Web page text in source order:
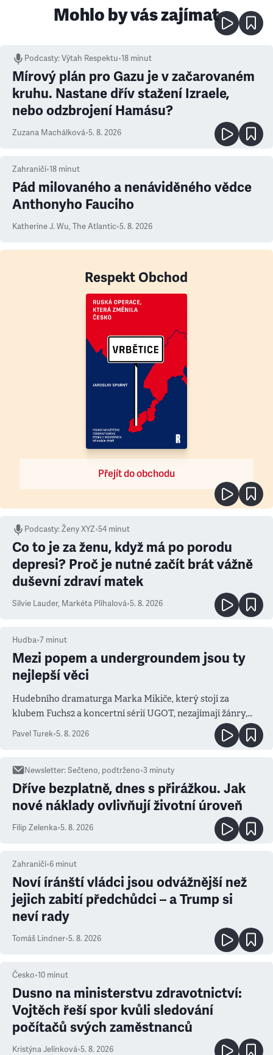
Mohlo by vás zajímat
Podcasty:Výtah Respektu•18 minut
Mírový plán pro Gazu je v začarovaném
kruhu. Nastane dřív stažení Izraele,
nebo odzbrojení Hamásu?
Zuzana Machálková•5. 8. 2026
Zahraničí•18 minut
Pád milovaného a nenáviděného vědce
Anthonyho Fauciho
Katherine J. Wu, The Atlantic•5. 8. 2026
Respekt Obchod
Přejít do obchodu
Podcasty:Ženy XYZ•54 minut
Co to je za ženu, když má po porodu
depresi? Proč je nutné začít brát vážně
duševní zdraví matek
Silvie Lauder, Markéta Plíhalová•5. 8. 2026
Hudba•7 minut
Mezi popem a undergroundem jsou ty
nejlepší věci
Hudebního dramaturga Marka Mikiče, který stojí za
klubem Fuchs2 a koncertní sérií UGOT, nezajímají žánry,
ale atmosféra
Pavel Turek•5. 8. 2026
Newsletter:Sečteno, podtrženo•3 minuty
Dříve bezplatně, dnes s přirážkou. Jak
nové náklady ovlivňují životní úroveň
Filip Zelenka•5. 8. 2026
Zahraničí•6 minut
Noví íránští vládci jsou odvážnější než
jejich zabití předchůdci – a Trump si
neví rady
Tomáš Lindner•5. 8. 2026
Česko•10 minut
Dusno na ministerstvu zdravotnictví:
Vojtěch řeší spor kvůli sledování
počítačů svých zaměstnanců
Kristýna Jelínková•5. 8. 2026